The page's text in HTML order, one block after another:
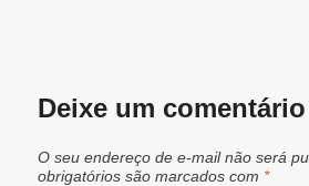
Deixe um comentário
O seu endereço de e-mail não será
obrigatórios são marcados com *